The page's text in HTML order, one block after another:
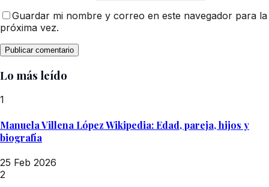
Guardar mi nombre y correo en este navegador para la
próxima vez.
Lo más leído
1
Manuela Villena López Wikipedia: Edad, pareja, hijos y
biografía
25 Feb 2026
2